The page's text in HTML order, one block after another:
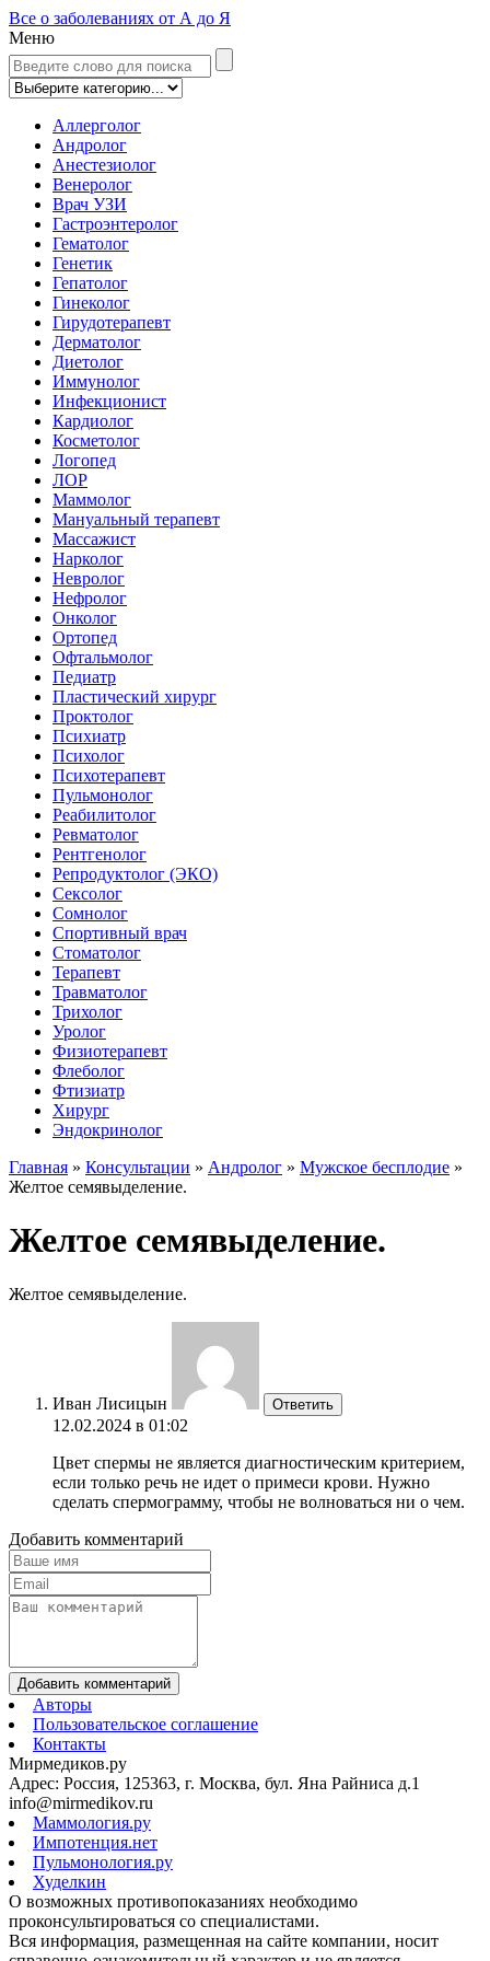
Все о заболеваниях от А до Я
Меню
Аллерголог
Андролог
Анестезиолог
Венеролог
Врач УЗИ
Гастроэнтеролог
Гематолог
Генетик
Гепатолог
Гинеколог
Гирудотерапевт
Дерматолог
Диетолог
Иммунолог
Инфекционист
Кардиолог
Косметолог
Логопед
ЛОР
Маммолог
Мануальный терапевт
Массажист
Нарколог
Невролог
Нефролог
Онколог
Ортопед
Офтальмолог
Педиатр
Пластический хирург
Проктолог
Психиатр
Психолог
Психотерапевт
Пульмонолог
Реабилитолог
Ревматолог
Рентгенолог
Репродуктолог (ЭКО)
Сексолог
Сомнолог
Спортивный врач
Стоматолог
Терапевт
Травматолог
Трихолог
Уролог
Физиотерапевт
Флеболог
Фтизиатр
Хирург
Эндокринолог
Главная » Консультации » Андролог » Мужское бесплодие »
Желтое семявыделение.
Желтое семявыделение.
Желтое семявыделение.
Иван Лисицын Ответить
12.02.2024 в 01:02
Цвет спермы не является диагностическим критерием,
если только речь не идет о примеси крови. Нужно
сделать спермограмму, чтобы не волноваться ни о чем.
Добавить комментарий
Добавить комментарий
Авторы
Пользовательское соглашение
Контакты
Мирмедиков.ру
Адрес: Россия, 125363, г. Москва, бул. Яна Райниса д.1
info@mirmedikov.ru
Маммология.ру
Импотенция.нет
Пульмонология.ру
Худелкин
О возможных противопоказаниях необходимо
проконсультироваться со специалистами.
Вся информация, размещенная на сайте компании, носит